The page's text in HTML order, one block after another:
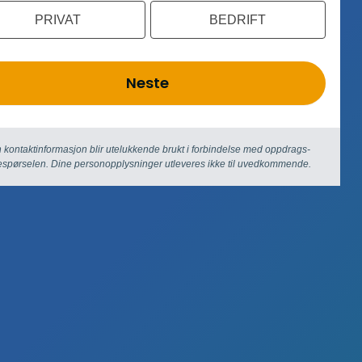
PRIVAT BEDRIFT
Neste
kontaktinformasjon blir utelukkende brukt i forbindelse med oppdrags­
Dine person­­opplysninger utleveres ikke til uvedkommende.